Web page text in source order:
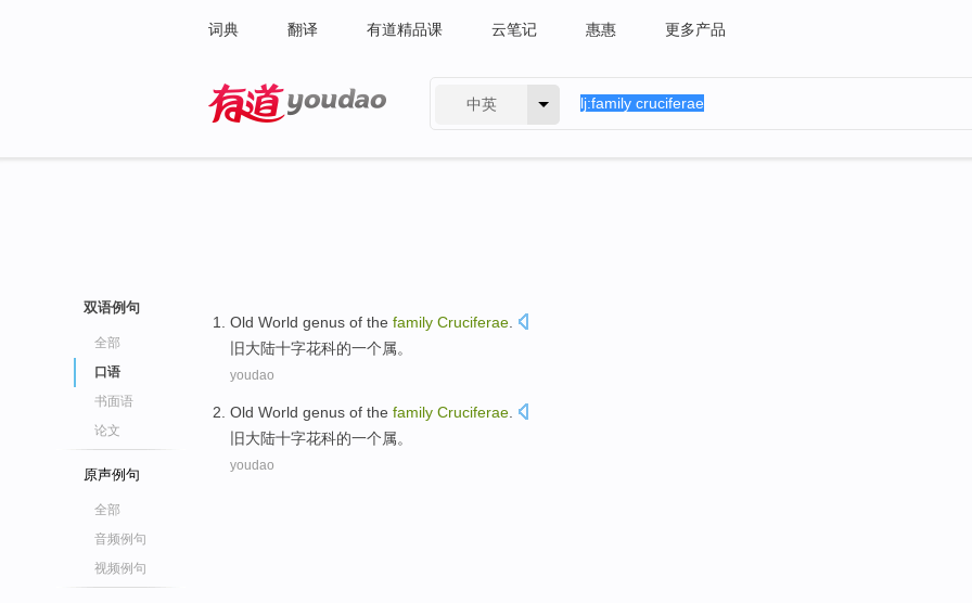
词典 翻译 有道精品课 云笔记 惠惠 更多产品
中英
双语例句
全部
口语
书面语
论文
原声例句
全部
音频例句
视频例句
Old World genus of the family Cruciferae
旧大陆十字花科的一个属。
youdao
Old World genus of the family Cruciferae
旧大陆十字花科的一个属。
youdao